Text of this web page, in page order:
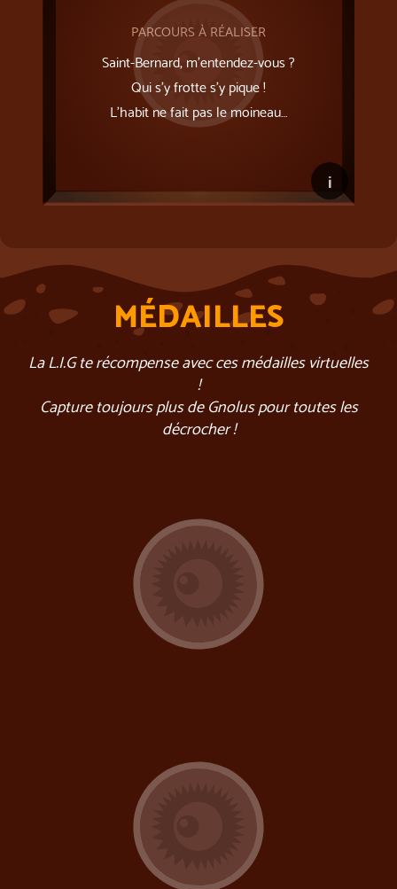
PARCOURS À RÉALISER
Saint-Bernard, m’entendez-vous ?
Qui s’y frotte s’y pique !
L'habit ne fait pas le moineau…
i
MÉDAILLES
La L.I.G te récompense avec ces médailles virtuelles
!
Capture toujours plus de Gnolus pour toutes les
décrocher !